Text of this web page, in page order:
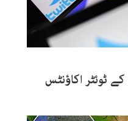
ٹوئٹر اکاؤنٹس